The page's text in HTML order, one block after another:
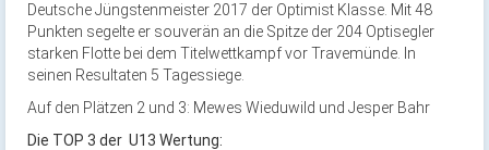
Deutsche Jüngstenmeister 2017 der Optimist Klasse. Mit 48
Punkten segelte er souverän an die Spitze der 204 Optisegler
starken Flotte bei dem Titelwettkampf vor Travemünde. In
seinen Resultaten 5 Tagessiege.
Auf den Plätzen 2 und 3: Mewes Wieduwild und Jesper Bahr
Die TOP 3 der U13 Wertung: